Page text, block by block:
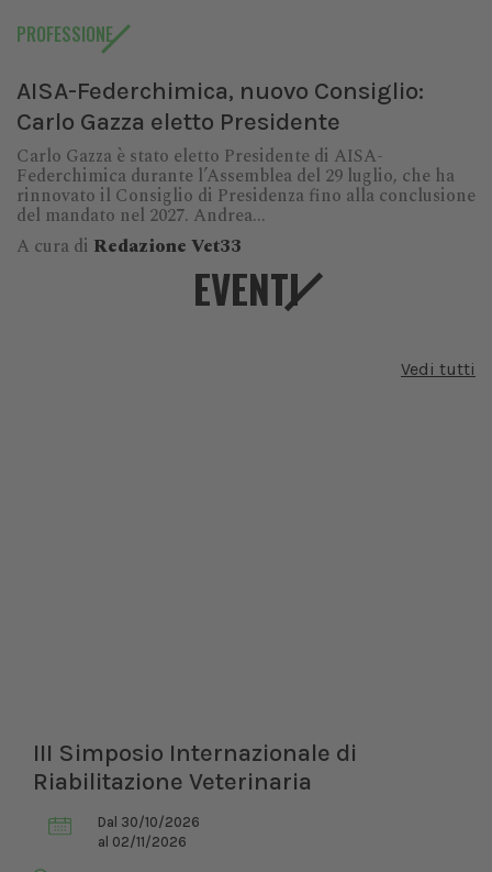
PROFESSIONE
AISA-Federchimica, nuovo Consiglio:
Carlo Gazza eletto Presidente
Carlo Gazza è stato eletto Presidente di AISA-
Federchimica durante l’Assemblea del 29 luglio, che ha
rinnovato il Consiglio di Presidenza fino alla conclusione
del mandato nel 2027. Andrea...
A cura di Redazione Vet33
EVENTI
Vedi tutti
III Simposio Internazionale di
Riabilitazione Veterinaria
Dal 30/10/2026
al 02/11/2026